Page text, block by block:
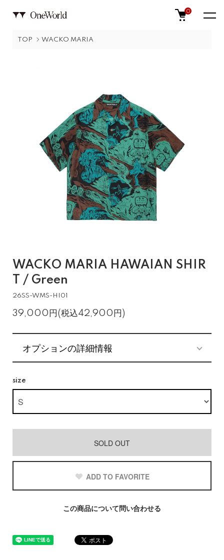
0
TOP WACKO MARIA
WACKO MARIA HAWAIAN SHIR
T / Green
26SS-WMS-HI01
39,000円(税込42,900円)
オプションの詳細情報
size
SOLD OUT
ADD TO FAVORITE
この商品について問い合わせる